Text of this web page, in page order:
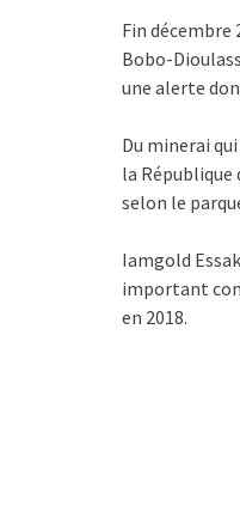
Fin décembre
Bobo-
une alerte
Du minerai
la République
selon le
Iamgold
important
en 2018.